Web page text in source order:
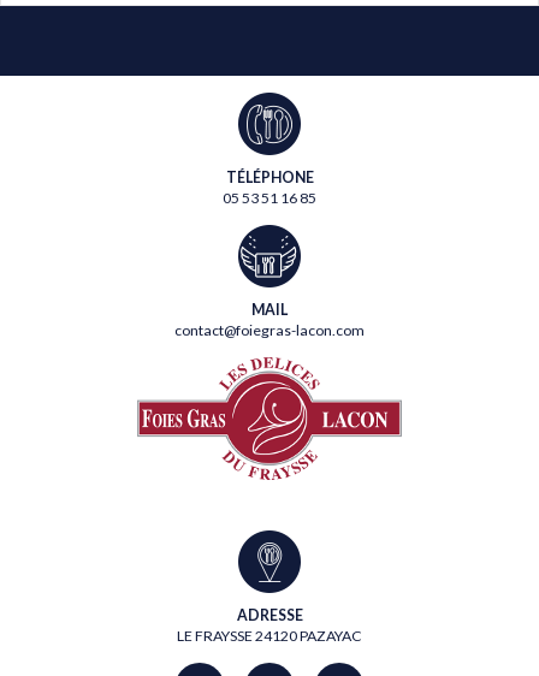
TÉLÉPHONE
05 53 51 16 85
MAIL
contact@foiegras-lacon.com
ADRESSE
LE FRAYSSE 24120 PAZAYAC